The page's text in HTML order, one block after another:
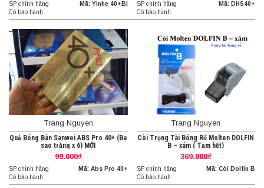
SP chính hãng
Có bảo hành
Mã: Yinhe 40+Bl
SP chính hãng
Có bảo hành
Mã: DHS40+
Trang Nguyen
Quả Bóng Bàn Sanwei ABS Pro 40+ (Ba
sao trắng x 6) MỚI
99.000₫
SP chính hãng
Có bảo hành
Mã: Abs Pro 40+
Trang Nguyen
Còi Trọng Tài Bóng Rổ Molten DOLFIN
B – xám ( Tạm hết)
369.000₫
SP chính hãng
Có bảo hành
Mã: Còi Dolfin B